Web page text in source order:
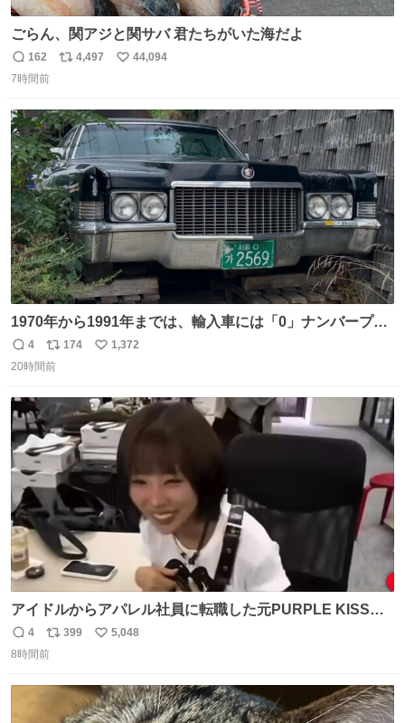
ごらん、関アジと関サバ 君たちがいた海だよ
返
信
162
リ
ト
数
4,497
い
数
44,094
7時間前
1970年から1991年までは、輸入車には「0」ナンバープレ
ートが使用されていました。 その後、この制度は廃止さ
れ、すべての「0」ナンバープレートは抹消・無効化され
着した車両が発見されました。 今でも残っていること自体
が奇跡です……。
返
信
4
リ
ポ
ト
数
174
い
数
1,372
20時間前
アイドルからアパレル社員に転職した元PURPLE KISSの
ドシちゃん、入社3日目にして自社の取り扱い商品を一生
懸命PRしててほんまに…………
返
信
4
リ
ポ
399
い
数
5,048
8時間前